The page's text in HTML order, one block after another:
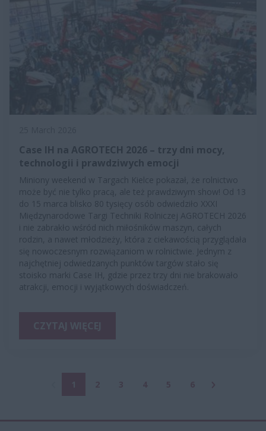
Case IH na AGROTECH 2026 – trzy dni mocy,
technologii i prawdziwych emocji
Miniony weekend w Targach Kielce pokazał, że rolnictwo
może być nie tylko pracą, ale też prawdziwym show! Od 13
do 15 marca blisko 80 tysięcy osób odwiedziło XXXI
Międzynarodowe Targi Techniki Rolniczej AGROTECH 2026
i nie zabrakło wśród nich miłośników maszyn, całych
rodzin, a nawet młodzieży, która z ciekawością przyglądała
się nowoczesnym rozwiązaniom w rolnictwie. Jednym z
najchętniej odwiedzanych punktów targów stało się
stoisko marki Case IH, gdzie przez trzy dni nie brakowało
atrakcji, emocji i wyjątkowych doświadczeń.